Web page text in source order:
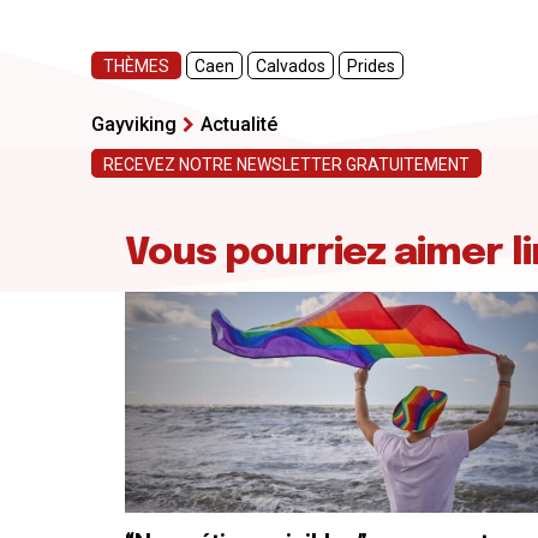
THÈMES Caen Calvados Prides
Gayviking Actualité
RECEVEZ NOTRE NEWSLETTER GRATUITEMENT
Vous pourriez aimer